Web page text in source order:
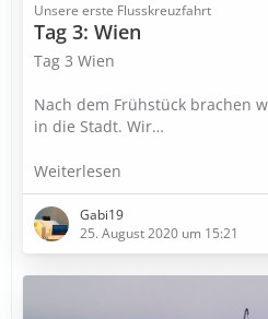
Unsere erste Flusskreuzfahrt
Tag 3: Wien
Tag 3 Wien
Nach dem Frühstück brachen
in die Stadt. Wir…
Weiterlesen
Gabi19
25. August 2020 um 15:21